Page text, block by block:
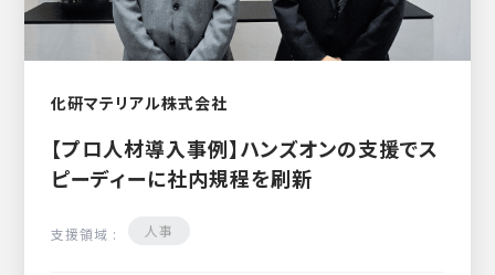
化研マテリアル株式会社
【プロ人材導入事例】ハンズオンの支援でス
ピーディーに社内規程を刷新
支援領域 : 人事